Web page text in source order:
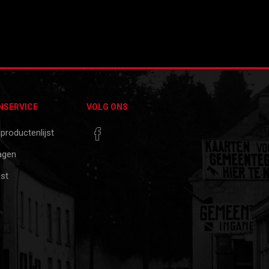
VOLG ONS